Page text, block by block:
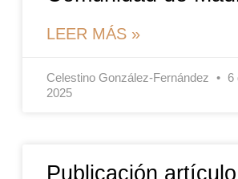
LEER MÁS »
Celestino González-Fernández
6
2025
Publicación artículo